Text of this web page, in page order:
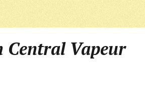
Central Vapeur